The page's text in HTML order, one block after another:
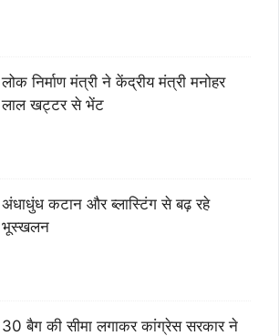
लोक निर्माण मंत्री ने केंद्रीय मंत्री मनोहर
लाल खट्टर से भेंट
अंधाधुंध कटान और ब्लास्टिंग से बढ़ रहे
भूस्खलन
30 बैग की सीमा लगाकर कांग्रेस सरकार ने